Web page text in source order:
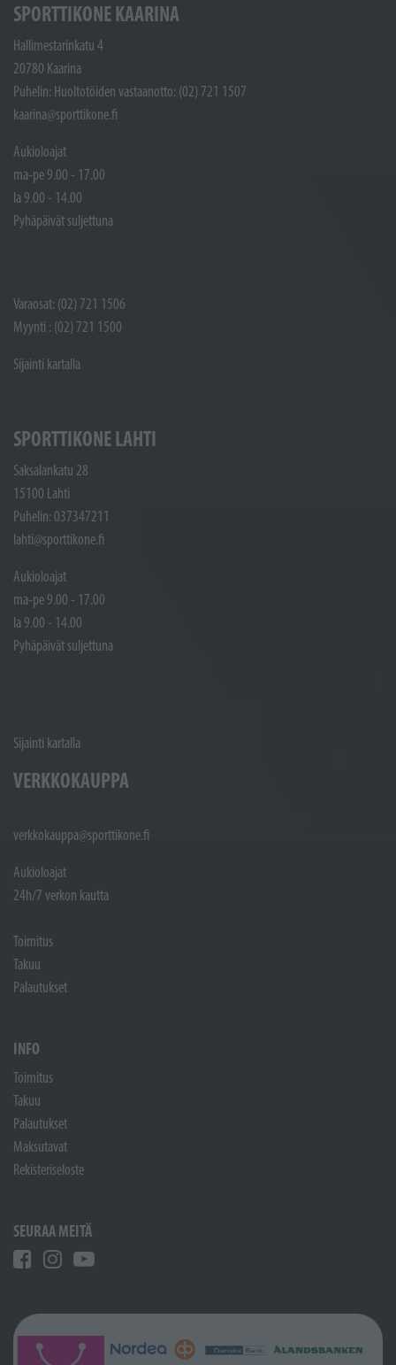
SPORTTIKONE KAARINA
Hallimestarinkatu 4
20780 Kaarina
Puhelin: Huoltotöiden vastaanotto: (02) 721 1507
kaarina@sporttikone.fi
Aukioloajat
ma-pe 9.00 - 17.00
la 9.00 - 14.00
Pyhäpäivät suljettuna
Varaosat: (02) 721 1506
Myynti : (02) 721 1500
Sijainti kartalla
SPORTTIKONE LAHTI
Saksalankatu 28
15100 Lahti
Puhelin: 037347211
lahti@sporttikone.fi
Aukioloajat
ma-pe 9.00 - 17.00
la 9.00 - 14.00
Pyhäpäivät suljettuna
Sijainti kartalla
VERKKOKAUPPA
verkkokauppa@sporttikone.fi
Aukioloajat
24h/7 verkon kautta
Toimitus
Takuu
Palautukset
INFO
Toimitus
Takuu
Palautukset
Maksutavat
Rekisteriseloste
SEURAA MEITÄ